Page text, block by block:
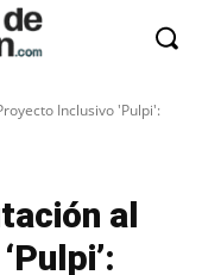
Inclusivo 'Pulpi':
al